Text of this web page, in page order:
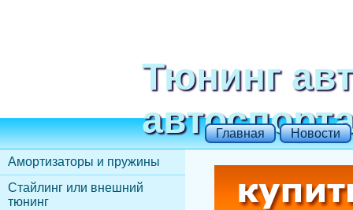
Тюнинг
Главная Новости
Амортизаторы и пружины
Стайлинг или внешний
тюнинг